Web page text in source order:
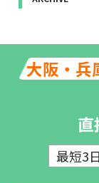
大阪・兵
直
最短3日